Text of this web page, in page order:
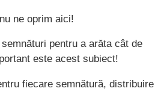
ne oprim aici!
pentru a arăta cât de
este acest subiect!
fiecare semnătură, distribuire